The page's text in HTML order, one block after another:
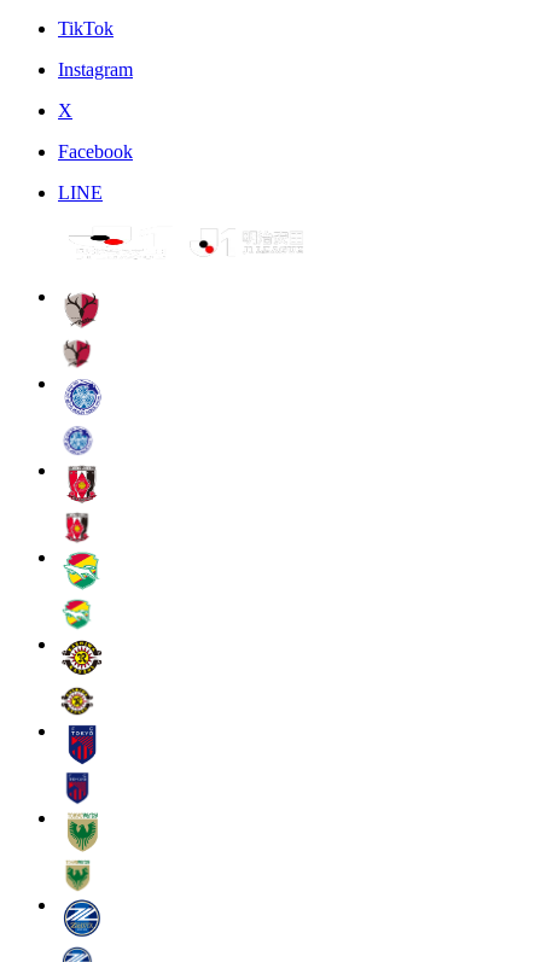
TikTok
Instagram
X
Facebook
LINE